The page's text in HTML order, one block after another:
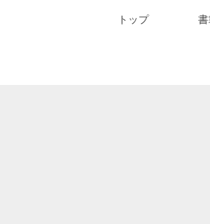
トップ